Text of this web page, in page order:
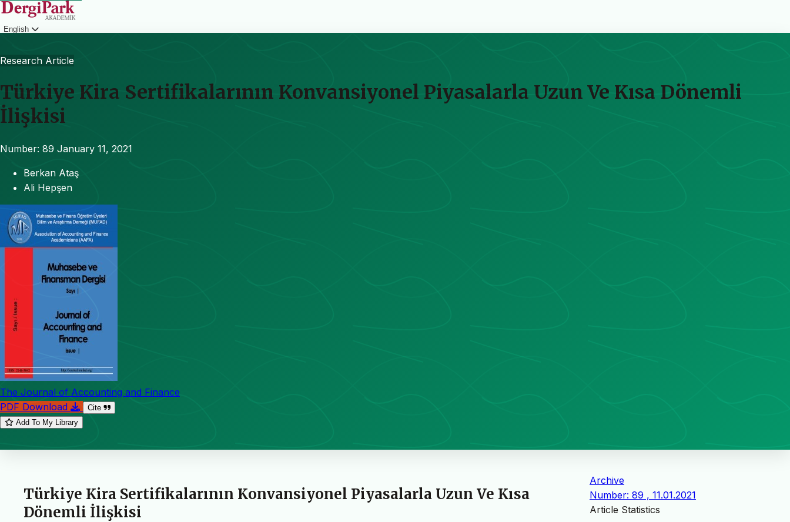
English
Research Article
Türkiye Kira Sertifikalarının Konvansiyonel Piyasalarla Uzun Ve Kısa Dönemli
İlişkisi
Number: 89 January 11, 2021
Berkan Ataş
Ali Hepşen
The Journal of Accounting and Finance
PDF Download
Cite
Add To My Library
Türkiye Kira Sertifikalarının Konvansiyonel Piyasalarla Uzun Ve Kısa
Dönemli İlişkisi
Archive
Number: 89 , 11.01.2021
Article Statistics